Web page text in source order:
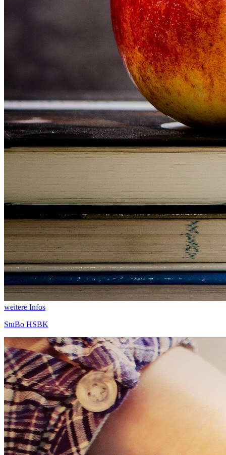
weitere Infos
StuBo HSBK